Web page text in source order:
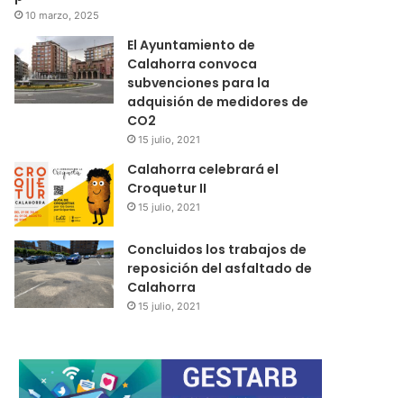
10 marzo, 2025
El Ayuntamiento de
Calahorra convoca
subvenciones para la
adquisión de medidores de
CO2
15 julio, 2021
Calahorra celebrará el
Croquetur II
15 julio, 2021
Concluidos los trabajos de
reposición del asfaltado de
Calahorra
15 julio, 2021